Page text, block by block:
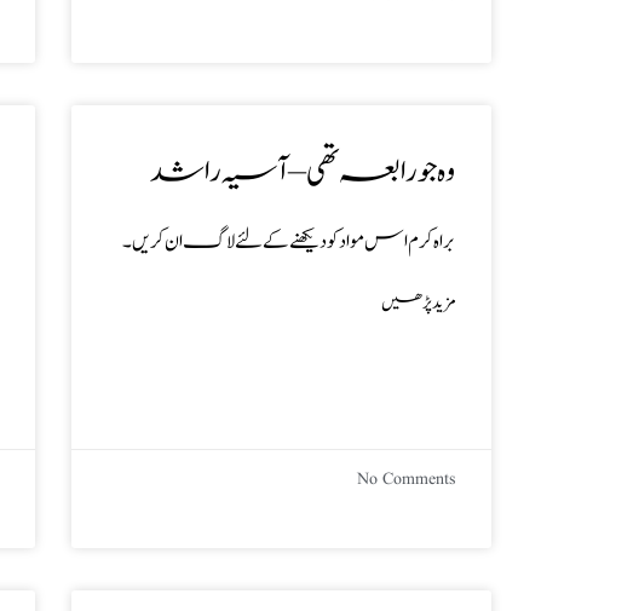
وہ جو رابعہ تھی – آسیہ راشد
براہ کرم اس مواد کو دیکھنے کے لئے لاگ ان کریں۔
مزید پڑھیں
No Comments